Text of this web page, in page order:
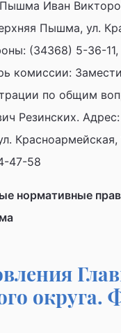
Иван
Пышма, ул.
(34368) 5-36-
комиссии:
по общим
Резинских.
Красноармейская,
47-58
нормативные
округа.